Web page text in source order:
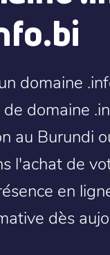
domaine
domaine
au Burundi
l'achat de
en
dès